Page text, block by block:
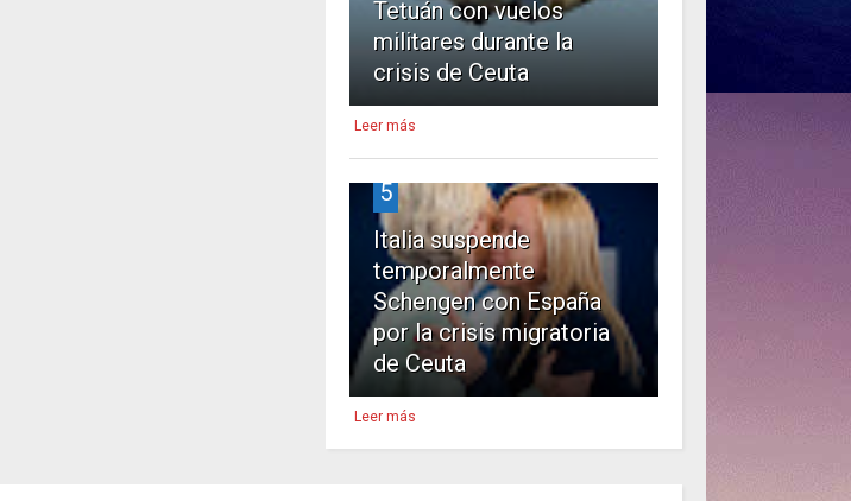
Tetuán con vuelos
militares durante la
crisis de Ceuta
Leer más
5
Italia suspende
temporalmente
Schengen con España
por la crisis migratoria
de Ceuta
Leer más